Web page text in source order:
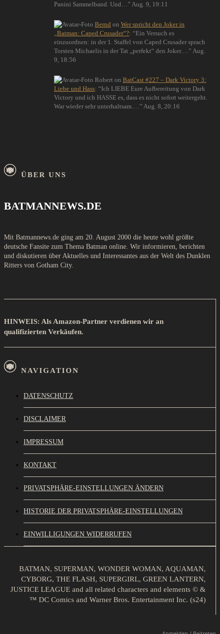
Panini Sammelband. Und… ” Aug. 9, 19:11
Bernd on Wer spricht den Joker in
„Batman: Caped Crusader“?: “Ein Versuch es
einzuordnen: in der 1. Staffel von Caped Crusader sprach
Torsten Michaelis in der Tat „perfekt“ den Joker.… ” Aug.
9, 18:56
Robert on BatCast #227 – Dark Victory 3:
Liebe und Hass: “Ich LIEBE Eure Aufbereitung von Dark
Victory und ich HASSE es, dass es nicht sofort weitergeht.
War wieder sehr unterhaltsam.… ” Aug. 8, 20:16
ÜBER UNS
BATMANNEWS.DE
Mit Batmannews.de ging am 20. August 2000 die heute wohl größte
deutsche Fansite zum Thema Batman online. Wir informieren, berichten
und diskutieren über Aktuelles und Interessantes aus der Welt des Dunklen
Ritters von Gotham City.
HINWEIS: Als Amazon-Partner verdienen wir an
qualifizierten Verkäufen.
NAVIGATION
DATENSCHUTZ
DISCLAIMER
IMPRESSUM
KONTAKT
PRIVATSPHÄRE-EINSTELLUNGEN ÄNDERN
HISTORIE DER PRIVATSPHÄRE-EINSTELLUNGEN
EINWILLIGUNGEN WIDERRUFEN
BATMAN, SUPERMAN, WONDER WOMAN, AQUAMAN,
CYBORG, THE FLASH, SUPERGIRL, GREEN LANTERN,
JUSTICE LEAGUE and all related characters and elements © &
™ DC Comics and Warner Bros. Entertainment Inc. (s24)